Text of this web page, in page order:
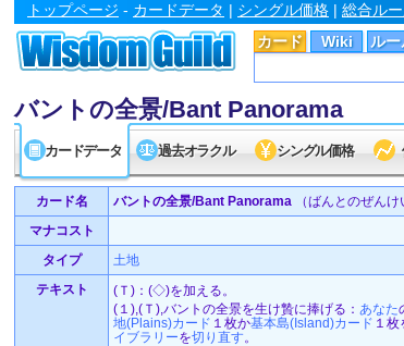
カード Wiki ルー
トップページ - カードデータ | シングル価格 | 総合ル
バントの全景/Bant Panorama
カードデータ 過去オラクル シングル価格
カード名 バントの全景/Bant Panorama （ばんとのぜんけ
マナコスト
タイプ
土地
テキスト
(Ｔ)：(◇)を加える。
(１),(Ｔ),バントの全景を生け贄に捧げる： あなた
地(Plains)カード １枚か基本島(Island)カード １
イブラリーを切り直す。